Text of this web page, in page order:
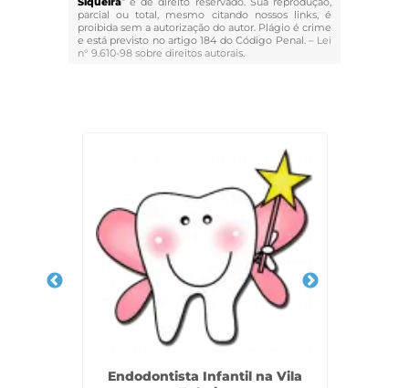
parcial ou total, mesmo citando nossos links, é
proibida sem a autorização do autor. Plágio é crime
e está previsto no artigo 184 do Código Penal. – Lei
n° 9.610-98 sobre direitos autorais.
Endodontista Infantil na Vila